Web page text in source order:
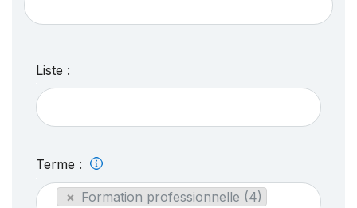
Liste :
Terme :
× Formation professionnelle (4)